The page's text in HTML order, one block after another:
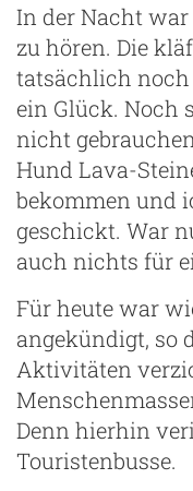
In der Nacht
zu hören. Die
tatsächlich noch
ein Glück. Noch
nicht
Hund Lava-
bekommen und
geschickt. War
auch nichts für
Für heute war
angekündigt, so
Aktivitäten
Denn hierhin
Touristenbusse.